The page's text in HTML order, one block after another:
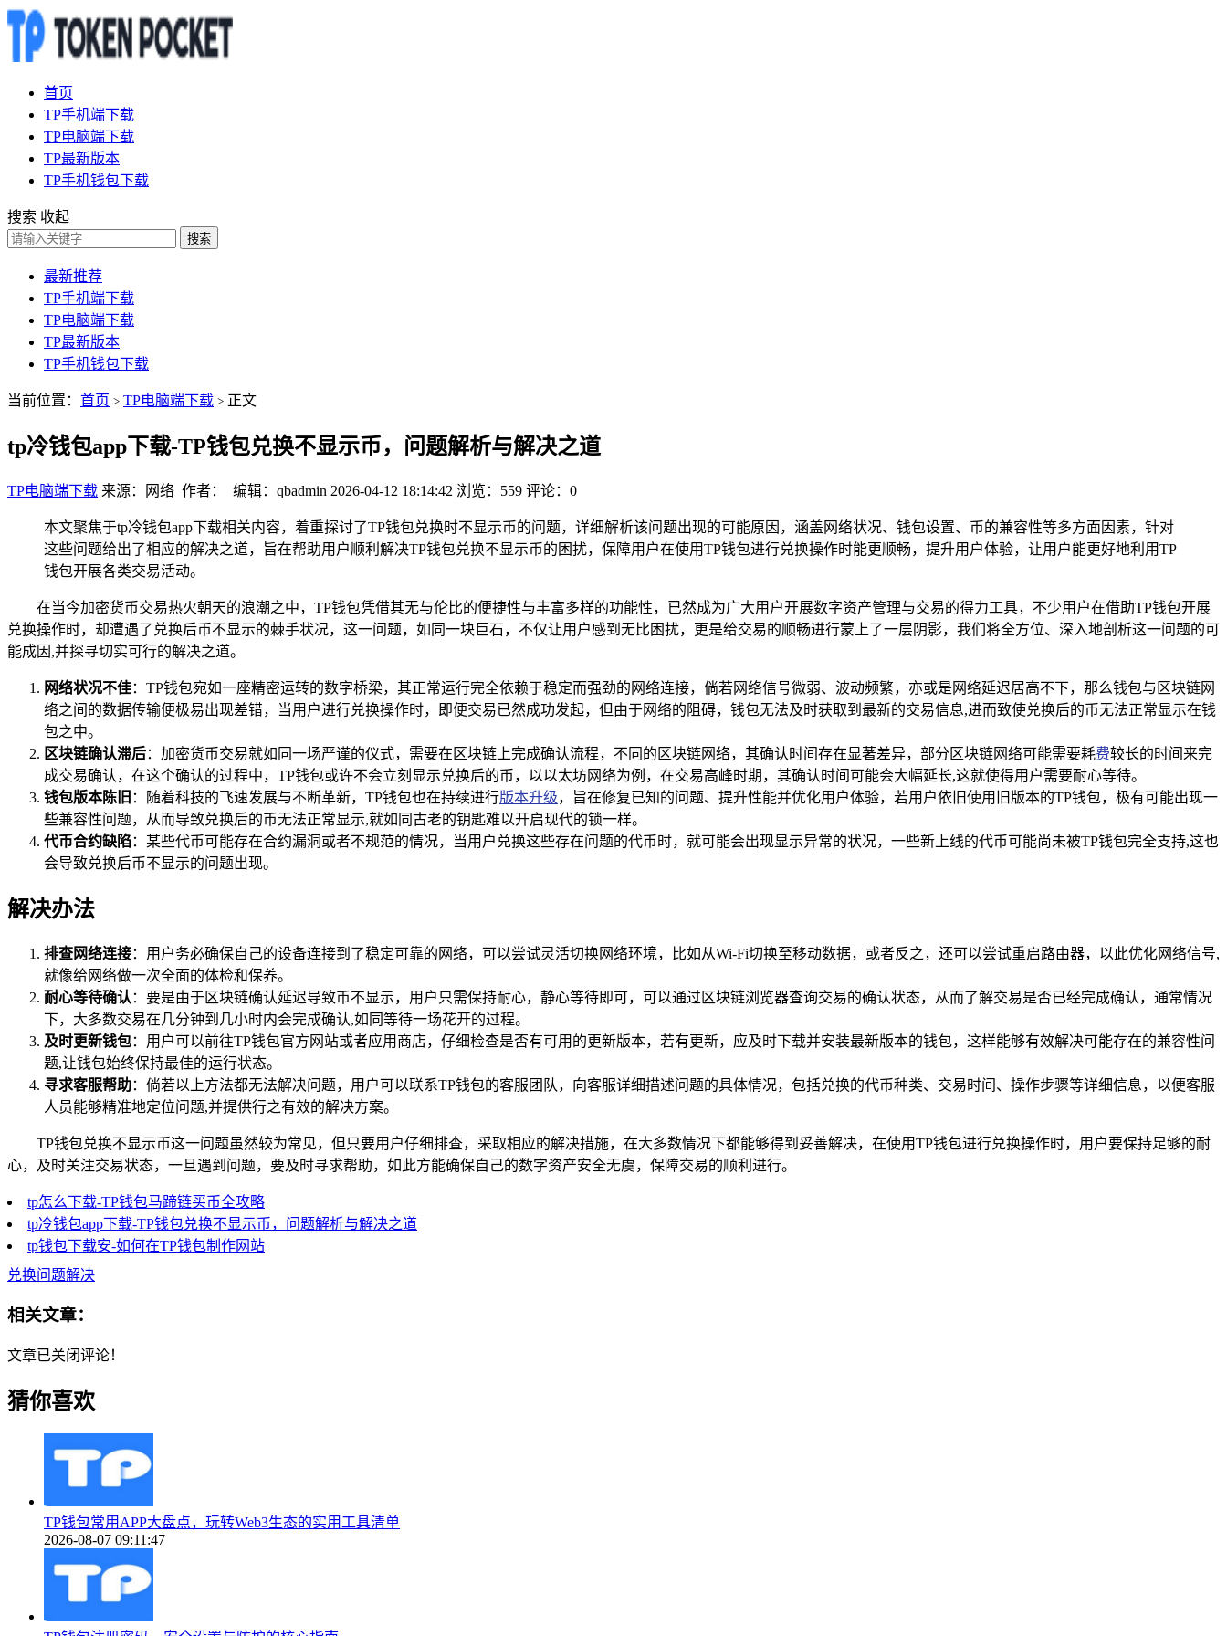
首页
TP手机端下载
TP电脑端下载
TP最新版本
TP手机钱包下载
搜索 收起
搜索
最新推荐
TP手机端下载
TP电脑端下载
TP最新版本
TP手机钱包下载
当前位置： 首页 > TP电脑端下载 > 正文
tp冷钱包app下载-TP钱包兑换不显示币，问题解析与解决之道
TP电脑端下载 来源：网络 作者： 编辑：qbadmin 2026-04-12 18:14:42 浏览：559 评论：0
本文聚焦于tp冷钱包app下载相关内容，着重探讨了TP钱包兑换时不显示币的问题，详细解析该问题出现的可能原因，涵盖网络状况、钱包设置、币的兼容性等多方面因素，针对
这些问题给出了相应的解决之道，旨在帮助用户顺利解决TP钱包兑换不显示币的困扰，保障用户在使用TP钱包进行兑换操作时能更顺畅，提升用户体验，让用户能更好地利用TP
钱包开展各类交易活动。
在当今加密货币交易热火朝天的浪潮之中，TP钱包凭借其无与伦比的便捷性与丰富多样的功能性，已然成为广大用户开展数字资产管理与交易的得力工具，不少用户在借助TP钱包开展
兑换操作时，却遭遇了兑换后币不显示的棘手状况，这一问题，如同一块巨石，不仅让用户感到无比困扰，更是给交易的顺畅进行蒙上了一层阴影，我们将全方位、深入地剖析这一问题的可
能成因,并探寻切实可行的解决之道。
网络状况不佳：TP钱包宛如一座精密运转的数字桥梁，其正常运行完全依赖于稳定而强劲的网络连接，倘若网络信号微弱、波动频繁，亦或是网络延迟居高不下，那么钱包与区块链网
络之间的数据传输便极易出现差错，当用户进行兑换操作时，即便交易已然成功发起，但由于网络的阻碍，钱包无法及时获取到最新的交易信息,进而致使兑换后的币无法正常显示在钱
包之中。
区块链确认滞后：加密货币交易就如同一场严谨的仪式，需要在区块链上完成确认流程，不同的区块链网络，其确认时间存在显著差异，部分区块链网络可能需要耗费较长的时间来完
成交易确认，在这个确认的过程中，TP钱包或许不会立刻显示兑换后的币，以以太坊网络为例，在交易高峰时期，其确认时间可能会大幅延长,这就使得用户需要耐心等待。
钱包版本陈旧 ：随着科技的飞速发展与不断革新，TP钱包也在持续进行版本升级，旨在修复已知的问题、提升性能并优化用户体验，若用户依旧使用旧版本的TP钱包，极有可能出现一
些兼容性问题，从而导致兑换后的币无法正常显示,就如同古老的钥匙难以开启现代的锁一样。
代币合约缺陷：某些代币可能存在合约漏洞或者不规范的情况，当用户兑换这些存在问题的代币时，就可能会出现显示异常的状况，一些新上线的代币可能尚未被TP钱包完全支持,这也
会导致兑换后币不显示的问题出现。
解决办法
排查网络连接：用户务必确保自己的设备连接到了稳定可靠的网络，可以尝试灵活切换网络环境，比如从Wi-Fi切换至移动数据，或者反之，还可以尝试重启路由器，以此优化网络信号,
就像给网络做一次全面的体检和保养。
耐心等待确认 ：要是由于区块链确认延迟导致币不显示，用户只需保持耐心，静心等待即可，可以通过区块链浏览器查询交易的确认状态，从而了解交易是否已经完成确认，通常情况
下，大多数交易在几分钟到几小时内会完成确认,如同等待一场花开的过程。
及时更新钱包：用户可以前往TP钱包官方网站或者应用商店，仔细检查是否有可用的更新版本，若有更新，应及时下载并安装最新版本的钱包，这样能够有效解决可能存在的兼容性问
题,让钱包始终保持最佳的运行状态。
寻求客服帮助：倘若以上方法都无法解决问题，用户可以联系TP钱包的客服团队，向客服详细描述问题的具体情况，包括兑换的代币种类、交易时间、操作步骤等详细信息，以便客服
人员能够精准地定位问题,并提供行之有效的解决方案。
TP钱包兑换不显示币这一问题虽然较为常见，但只要用户仔细排查，采取相应的解决措施，在大多数情况下都能够得到妥善解决，在使用TP钱包进行兑换操作时，用户要保持足够的耐
心，及时关注交易状态，一旦遇到问题，要及时寻求帮助，如此方能确保自己的数字资产安全无虞，保障交易的顺利进行。
tp怎么下载-TP钱包马蹄链买币全攻略
tp冷钱包app下载-TP钱包兑换不显示币，问题解析与解决之道
tp钱包下载安-如何在TP钱包制作网站
兑换问题解决
相关文章：
文章已关闭评论！
猜你喜欢
TP钱包常用APP大盘点，玩转Web3生态的实用工具清单
2026-08-07 09:11:47